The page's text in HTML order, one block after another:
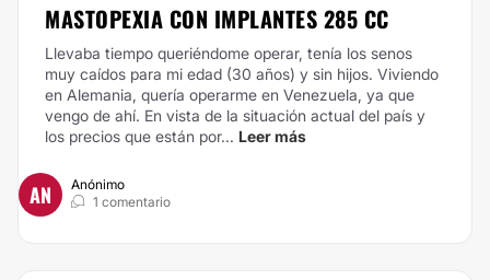
MASTOPEXIA CON IMPLANTES 285 CC
Llevaba tiempo queriéndome operar, tenía los senos
muy caídos para mi edad (30 años) y sin hijos. Viviendo
en Alemania, quería operarme en Venezuela, ya que
vengo de ahí. En vista de la situación actual del país y
los precios que están por... Leer más
AN
Anónimo
1 comentario